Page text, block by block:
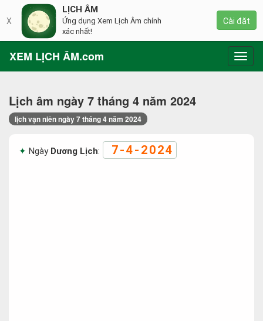
XEM LỊCH ÂM.com
Lịch âm ngày 7 tháng 4 năm 2024
lịch vạn niên ngày 7 tháng 4 năm 2024
Ngày Dương Lịch: 7-4-2024
X
LỊCH ÂM
Ứng dụng Xem Lịch Âm chính
xác nhất!
Cài đặt